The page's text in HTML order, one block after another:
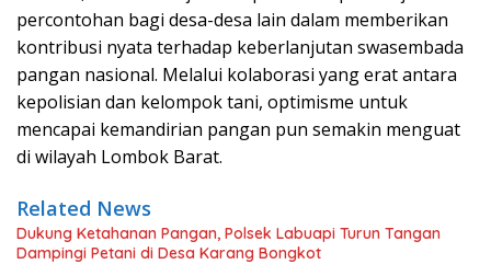
percontohan bagi desa-desa lain dalam memberikan
kontribusi nyata terhadap keberlanjutan swasembada
pangan nasional. Melalui kolaborasi yang erat antara
kepolisian dan kelompok tani, optimisme untuk
mencapai kemandirian pangan pun semakin menguat
di wilayah Lombok Barat.
Related News
Dukung Ketahanan Pangan, Polsek Labuapi Turun Tangan
Dampingi Petani di Desa Karang Bongkot